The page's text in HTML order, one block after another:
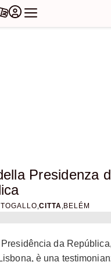
Presidenza
,CITTA,BELÉM
Presidência da
è una